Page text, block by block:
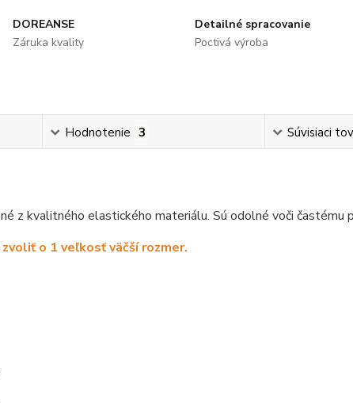
DOREANSE
Záruka kvality
Detailné spracovanie
Poctivá výroba
Hodnotenie 3 Súvisiaci
z kvalitného elastického materiálu. Sú odolné voči častému
o 1 veľkosť väčší rozmer.